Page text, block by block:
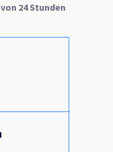
24 Stunden